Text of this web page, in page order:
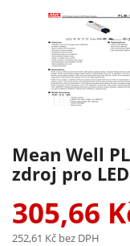
Mean Well
zdroj pro
305,66
252,61 Kč bez DPH